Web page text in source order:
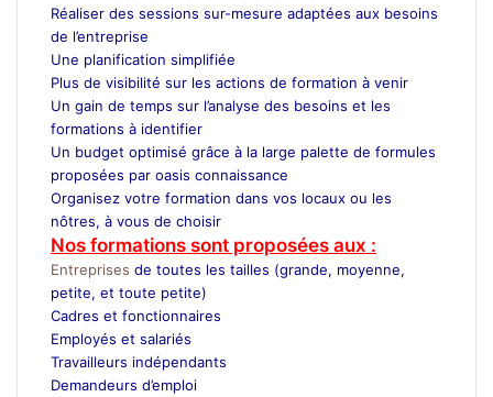
Réaliser des sessions sur-mesure adaptées aux besoins
de l’entreprise
Une planification simplifiée
Plus de visibilité sur les actions de formation à venir
Un gain de temps sur l’analyse des besoins et les
formations à identifier
Un budget optimisé grâce à la large palette de formules
proposées par oasis connaissance
Organisez votre formation dans vos locaux ou les
nôtres, à vous de choisir
Nos formations sont proposées aux :
Entreprises de toutes les tailles (grande, moyenne,
petite, et toute petite)
Cadres et fonctionnaires
Employés et salariés
Travailleurs indépendants
Demandeurs d’emploi